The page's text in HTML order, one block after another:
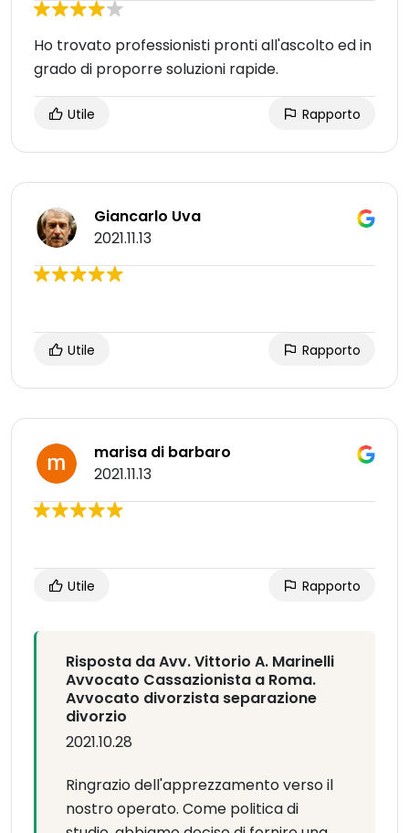
Ho trovato professionisti pronti all'ascolto ed in
grado di proporre soluzioni rapide.
Utile Rapporto
Giancarlo Uva
2021.11.13
Utile Rapporto
marisa di barbaro
2021.11.13
Utile Rapporto
Risposta da Avv. Vittorio A. Marinelli
Avvocato Cassazionista a Roma.
Avvocato divorzista separazione
divorzio
2021.10.28
Ringrazio dell'apprezzamento verso il
nostro operato. Come politica di